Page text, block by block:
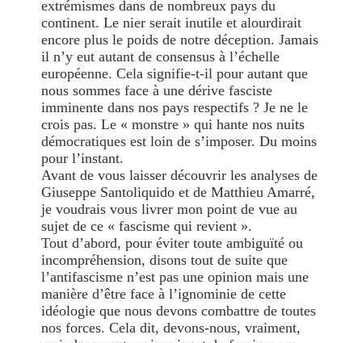
extrémismes dans de nombreux pays du
continent. Le nier serait inutile et alourdirait
encore plus le poids de notre déception. Jamais
il n’y eut autant de consensus à l’échelle
européenne. Cela signifie-t-il pour autant que
nous sommes face à une dérive fasciste
imminente dans nos pays respectifs ? Je ne le
crois pas. Le « monstre » qui hante nos nuits
démocratiques est loin de s’imposer. Du moins
pour l’instant.
Avant de vous laisser découvrir les analyses de
Giuseppe Santoliquido et de Matthieu Amarré,
je voudrais vous livrer mon point de vue au
sujet de ce « fascisme qui revient ».
Tout d’abord, pour éviter toute ambiguïté ou
incompréhension, disons tout de suite que
l’antifascisme n’est pas une opinion mais une
manière d’être face à l’ignominie de cette
idéologie que nous devons combattre de toutes
nos forces. Cela dit, devons-nous, vraiment,